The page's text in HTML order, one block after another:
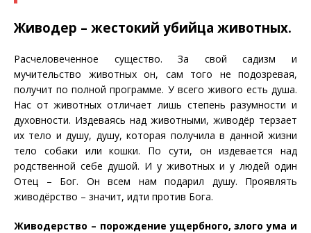
Живодер – жестокий убийца животных.
Расчеловеченное существо. За свой садизм и
мучительство животных он, сам того не подозревая,
получит по полной программе. У всего живого есть душа.
Нас от животных отличает лишь степень разумности и
духовности. Издеваясь над животными, живодёр терзает
их тело и душу, душу, которая получила в данной жизни
тело собаки или кошки. По сути, он издевается над
родственной себе душой. И у животных и у людей один
Отец – Бог. Он всем нам подарил душу. Проявлять
живодёрство – значит, идти против Бога.
Живодерство – порождение ущербного, злого ума и